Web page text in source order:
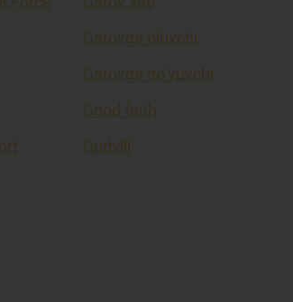
Garovga oluvchi
Garovga qo’yuvchi
Good faith
Gudvill